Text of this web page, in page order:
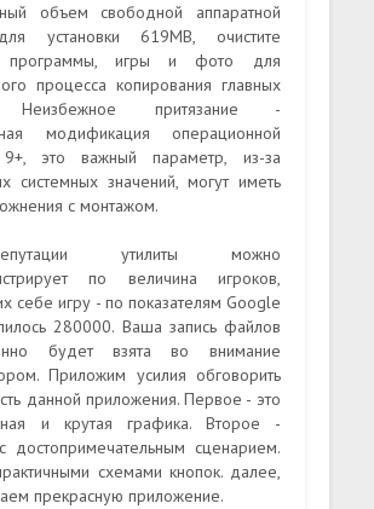
объем свободной аппаратной
установки 619MB, очистите
программы, игры и фото для
процесса копирования главных
Неизбежное притязание -
модификация операционной
9+, это важный параметр, из-за
системных значений, могут иметь
с монтажом.
утилиты можно
по величина игроков,
себе игру - по показателям Google
280000. Ваша запись файлов
будет взята во внимание
Приложим усилия обговорить
данной приложения. Первое - это
и крутая графика. Второе -
достопримечательным сценарием.
схемами кнопок. далее,
прекрасную приложение.